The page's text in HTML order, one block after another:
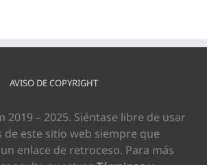
AVISO DE COPYRIGHT
2019 – 2025. Siéntase libre de usar
de este sitio web siempre que
enlace de retroceso. Para más